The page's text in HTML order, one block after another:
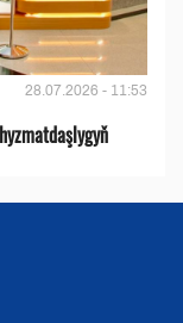
28.07.2026 - 11:53